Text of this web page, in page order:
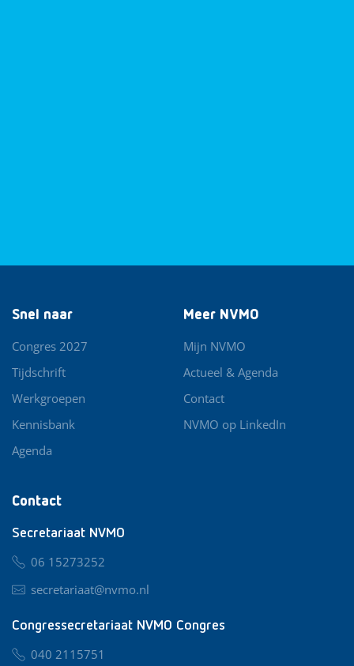
Contact
Secretariaat NVMO
06 15273252
secretariaat@nvmo.nl
Congressecretariaat NVMO Congres
040 2115751
Snel naar
Congres 2027
Tijdschrift
Werkgroepen
Kennisbank
Agenda
Meer NVMO
Mijn NVMO
Actueel & Agenda
Contact
NVMO op LinkedIn